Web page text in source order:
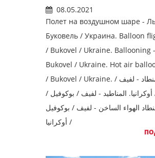
08.05.2021
Полет на воздушном шаре -
Буковель / Украина. Balloon
/ Bukovel / Ukraine. Ballooning
Bukovel / Ukraine. Hot air
/ Bukovel / Ukraine. رحلة المنطاد - لفيف /
المناطيد - لفيف / بوكوفيل /
الهواء الساخن - لفيف / بوكوفيل
/ أوكرانيا